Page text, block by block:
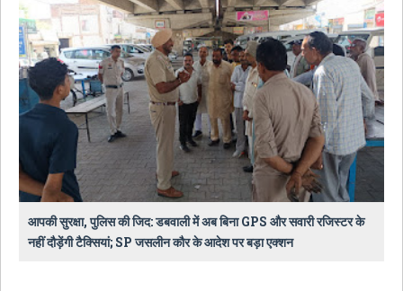
आपकी सुरक्षा, पुलिस की जिद: डबवाली में अब बिना GPS और सवारी रजिस्टर के
नहीं दौड़ेंगी टैक्सियां; SP जसलीन कौर के आदेश पर बड़ा एक्शन